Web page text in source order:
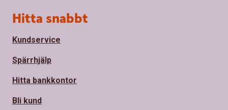
Sidfot
Hitta snabbt
Kundservice
Spärrhjälp
Hitta bankkontor
Bli kund